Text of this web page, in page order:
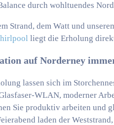
durch wohltuendes
Strand, dem Watt und
liegt die Erholung
auf Norderney
lassen sich im
WLAN, moderner
Sie produktiv arbeiten und
laden der